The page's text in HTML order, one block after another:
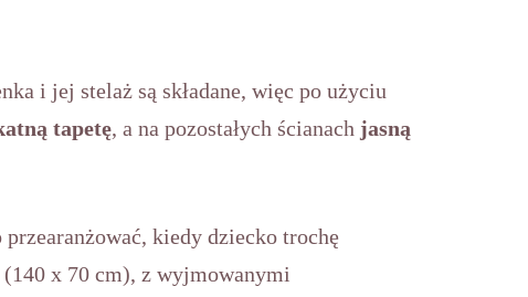
i jej stelaż są składane, więc po użyciu
tapetę, a na pozostałych ścianach jasną
przearanżować, kiedy dziecko trochę
x 70 cm), z wyjmowanymi